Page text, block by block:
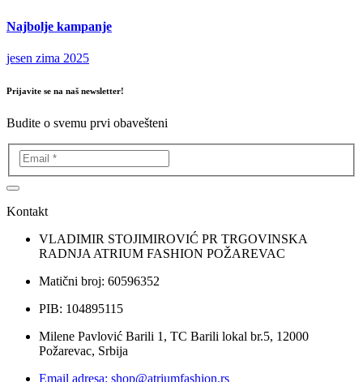
Najbolje kampanje
jesen zima 2025
Prijavite se na naš newsletter!
Budite o svemu prvi obavešteni
Kontakt
VLADIMIR STOJIMIROVIĆ PR TRGOVINSKA
RADNJA ATRIUM FASHION POŽAREVAC
Matični broj: 60596352
PIB: 104895115
Milene Pavlović Barili 1, TC Barili lokal br.5, 12000
Požarevac, Srbija
Email adresa: shop@atriumfashion.rs